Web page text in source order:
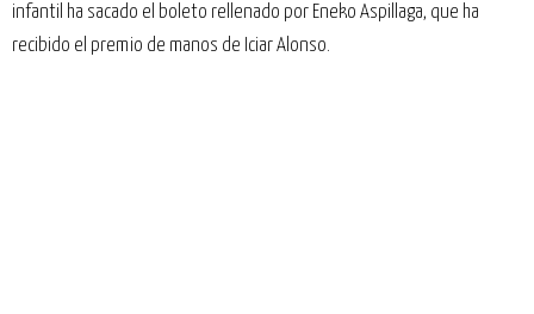
infantil ha sacado el boleto rellenado por Eneko Aspillaga, que ha
recibido el premio de manos de Iciar Alonso.